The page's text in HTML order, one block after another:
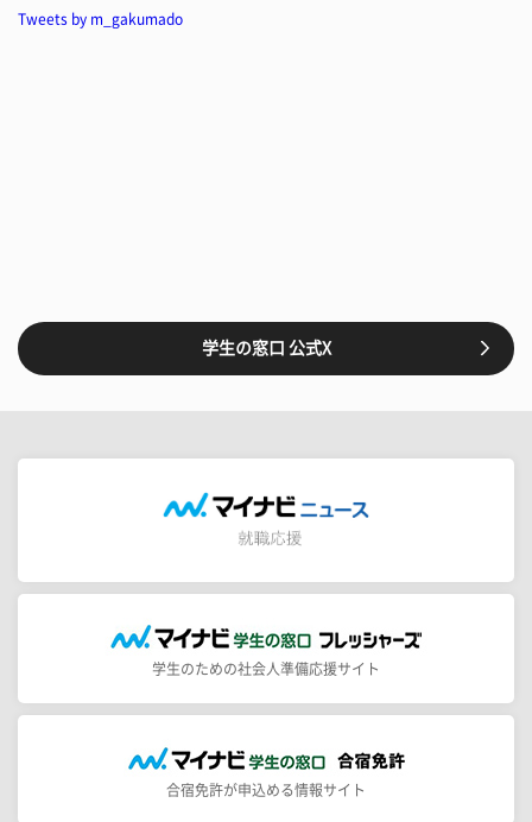
Tweets by m_gakumado
学生の窓口 公式X
学生のための社会人準備応援サイト
合宿免許が申込める情報サイト